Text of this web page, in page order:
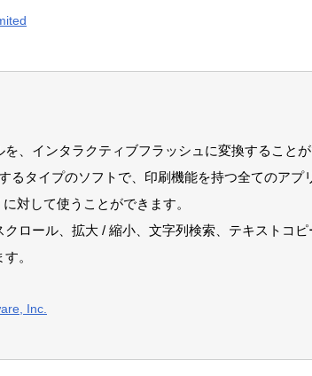
、インタラクティブフラッシュに変換することが
るタイプのソフトで、印刷機能を持つ全てのアプ
対して使うことができます。
ロール、拡大 / 縮小、文字列検索、テキストコ
。
Inc.